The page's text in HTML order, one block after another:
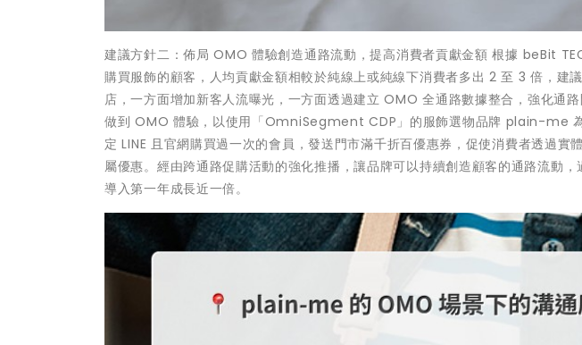
建議方針二：佈局 OMO 體驗創造通路流動，提高消費者貢獻金額 根據 beBit
購買服飾的顧客，人均貢獻金額相較於純線上或純線下消費者多出 2 至 3 倍，建
店，一方面增加新客人流曝光，一方面透過建立 OMO 全通路數據整合，強化通
做到 OMO 體驗，以使用「OmniSegment CDP」的服飾選物品牌 plain-me
定 LINE 且官網購買過一次的會員，發送門市滿千折百優惠券，促使消費者透過實
屬優惠。經由跨通路促購活動的強化推播，讓品牌可以持續創造顧客的通路流動
導入第一年成長近一倍。